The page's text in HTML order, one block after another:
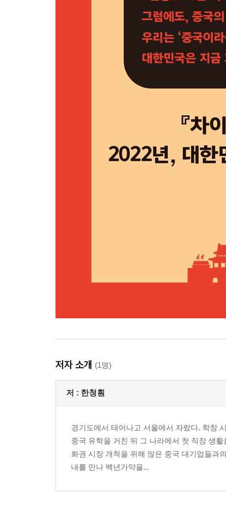
저자 소개 (1명)
저 : 한청훤
경기도에서 태어나고 서울에서 자랐다. 학창
중국 유학을 거친 뒤 그 나라에서 첫 직장 생
화권 시장 개척을 위해 많은 중국 대기업들과
내를 만나 백년가약을...